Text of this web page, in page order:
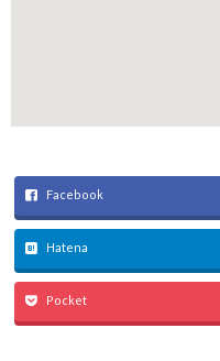
Facebook
Hatena
Pocket